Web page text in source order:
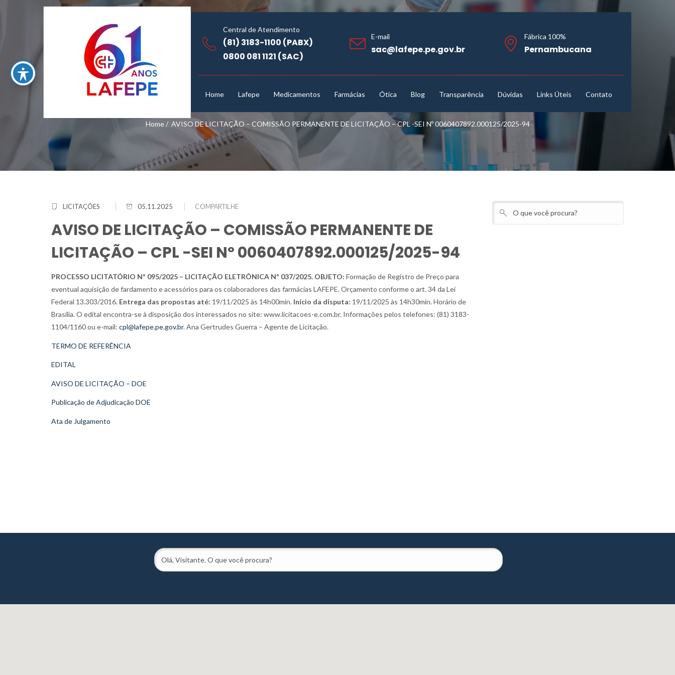
Central de Atendimento
(81) 3183-1100 (PABX)
0800 081 1121 (SAC)
E-mail
sac@lafepe.pe.gov.br
Fábrica 100%
Pernambucana
Home Lafepe Medicamentos Farmácias Ótica Blog Transparência Dúvidas Links Úteis Contato
Home/ AVISO DE LICITAÇÃO – COMISSÃO PERMANENTE DE LICITAÇÃO – CPL -SEI Nº 0060407892.000125/2025-94
LICITAÇÕES 05.11.2025 COMPARTILHE
AVISO DE LICITAÇÃO – COMISSÃO PERMANENTE DE
LICITAÇÃO – CPL -SEI Nº 0060407892.000125/2025-94
PROCESSO LICITATÓRIO Nº 095/2025 – LICITAÇÃO ELETRÔNICA Nº 037/2025. OBJETO: Formação de Registro de Preço para
eventual aquisição de fardamento e acessórios para os colaboradores das farmácias LAFEPE. Orçamento conforme o art. 34 da Lei
Federal 13.303/2016. Entrega das propostas até: 19/11/2025 às 14h00min. Início da disputa: 19/11/2025 às 14h30min. Horário de
Brasília. O edital encontra-se à disposição dos interessados no site: www.licitacoes-e.com.br. Informações pelos telefones: (81) 3183-
1104/1160 ou e-mail: cpl@lafepe.pe.gov.br. Ana Gertrudes Guerra – Agente de Licitação.
TERMO DE REFERÊNCIA
EDITAL
AVISO DE LICITAÇÃO – DOE
Publicação de Adjudicação DOE
Ata de Julgamento